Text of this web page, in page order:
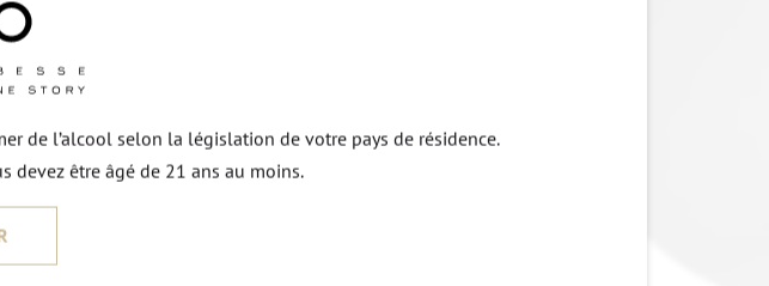
de l’alcool selon la législation de votre pays de résidence.
devez être âgé de 21 ans au moins.